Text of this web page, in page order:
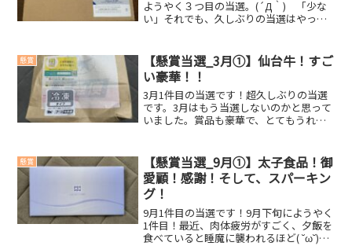
ようやく３つ目の当選。(´Д｀) 「少な
い」それでも、久しぶりの当選はやっぱ
良いです。ありがたいです。つや姫は、
はじめて食べ...
懸賞
【懸賞当選_3月①】仙台牛！すご
い豪華！！
3月1件目の当選です！超久しぶりの当選
です。3月はもう当選しないのかと思って
いました。賞品も豪華で、とてもうれし
た。こんなに神々しいお肉は、見たこと
がありません。...
懸賞
【懸賞当選_9月①】太子食品！御
愛顧！感謝！そして、スパーキン
グ！
9月1件目の当選です！9月下旬にようやく
1件目！最近、肉体疲労がすごく、夕飯を
食べていると睡魔に襲われるほど( ˘ω˘)ｽﾔ